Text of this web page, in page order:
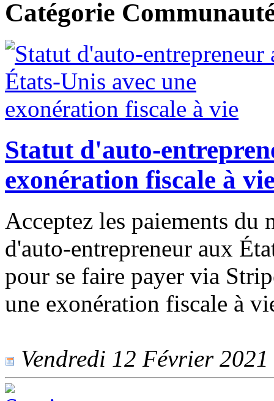
Catégorie
Statut d'auto-
exonération fiscale à
Acceptez les paiements du
d'auto-entrepreneur aux
pour se faire payer via
une exonération fiscale à
Vendredi 12 Février